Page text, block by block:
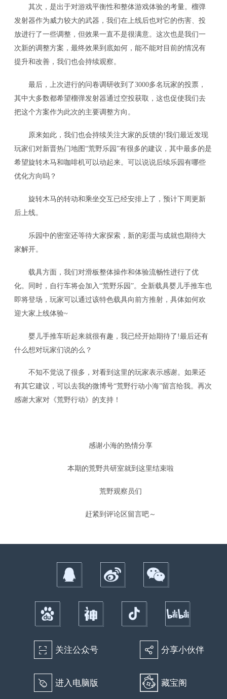
其次，是出于对游戏平衡性和整体游戏体验的考量。榴弹
发射器作为威力较大的武器，我们在上线后也对它的伤害、投
放进行了一些调整，但效果一直不是很满意。这次也是我们一
次新的调整方案，最终效果到底如何，能不能对目前的情况有
提升和改善，我们也会持续观察。
最后，上次进行的问卷调研收到了3000多名玩家的投票，
其中大多数都希望榴弹发射器通过空投获取，这也促使我们去
把这个方案作为此次的主要调整方向。
原来如此，我们也会持续关注大家的反馈的!我们最近发现
玩家们对新晋热门地图“荒野乐园”有很多的建议，其中最多的是
希望旋转木马和咖啡机可以动起来。可以说说后续乐园有哪些
优化方向吗？
旋转木马的转动和乘坐交互已经安排上了，预计下周更新
后上线。
乐园中的密室还等待大家探索，新的彩蛋与成就也期待大
家解开。
载具方面，我们对滑板整体操作和体验流畅性进行了优
化。同时，自行车将会加入“荒野乐园”。全新载具婴儿手推车也
即将登场，玩家可以通过该特色载具向前方推射，具体如何欢
迎大家上线体验~
婴儿手推车听起来就很有趣，我已经开始期待了!最后还有
什么想对玩家们说的么？
不知不觉说了很多，对看到这里的玩家表示感谢。如果还
有其它建议，可以去我的微博号“荒野行动小海”留言给我。再次
感谢大家对《荒野行动》的支持！
感谢小海的热情分享
本期的荒野共研室就到这里结束啦
荒野观察员们
赶紧到评论区留言吧～
򰀁 关注公众号 򰀂 分享小伙伴
򰀄 进入电脑版 藏宝阁
关注微博：荒野行动官方微博 关注微信：网易荒野行动